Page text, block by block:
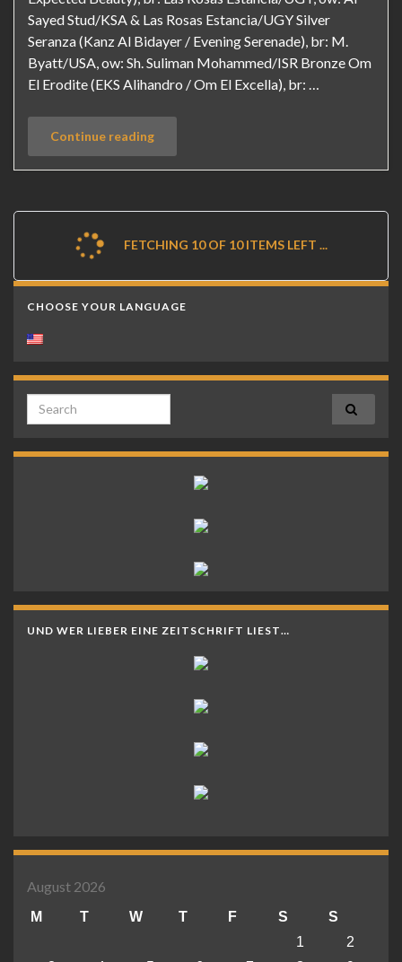
Sayed Stud/KSA & Las Rosas Estancia/UGY Silver
Seranza (Kanz Al Bidayer / Evening Serenade), br: M.
Byatt/USA, ow: Sh. Suliman Mohammed/ISR Bronze Om
El Erodite (EKS Alihandro / Om El Excella), br: …
Continue reading
FETCHING 10 OF 10 ITEMS LEFT ...
CHOOSE YOUR LANGUAGE
Search for:
UND WER LIEBER EINE ZEITSCHRIFT LIEST…
August 2026
M T W T F S
S
1
2